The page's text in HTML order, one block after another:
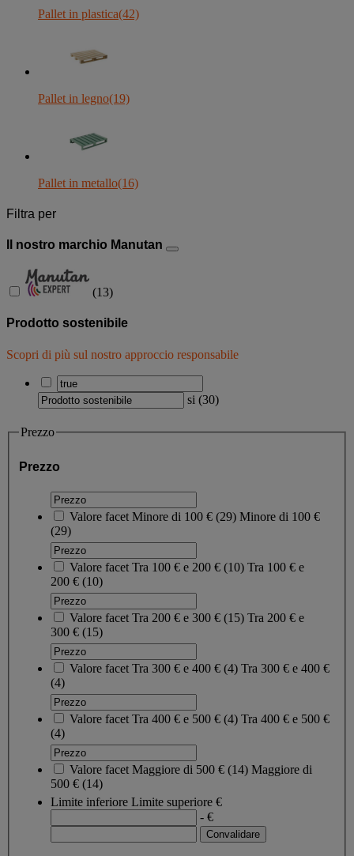
Pallet in plastica(42)
Pallet in legno(19)
Pallet in metallo(16)
Filtra per
Il nostro marchio Manutan
(13)
Prodotto sostenibile
Scopri di più sul nostro approccio responsabile
si (30)
Prezzo
Prezzo
Valore facet Minore di 100 € (29) Minore di 100 €
(29)
Valore facet Tra 100 € e 200 € (10) Tra 100 € e
200 € (10)
Valore facet Tra 200 € e 300 € (15) Tra 200 € e
300 € (15)
Valore facet Tra 300 € e 400 € (4) Tra 300 € e 400 €
(4)
Valore facet Tra 400 € e 500 € (4) Tra 400 € e 500 €
(4)
Valore facet Maggiore di 500 € (14) Maggiore di
500 € (14)
Limite inferiore Limite superiore €
- €